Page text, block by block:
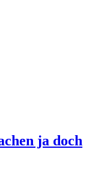
ja doch